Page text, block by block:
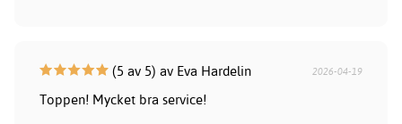
(5 av 5) av Eva Hardelin 2026-04-19
Toppen! Mycket bra service!